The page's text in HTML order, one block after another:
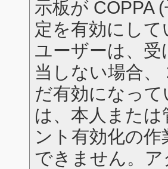
示板が COPPA
定を有効にし
ユーザーは、
当しない場合
だ有効になっ
は、本人また
ント有効化の
できません。